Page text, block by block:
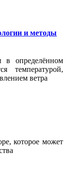
и методы
в определённом
температурой,
ветра
которое может